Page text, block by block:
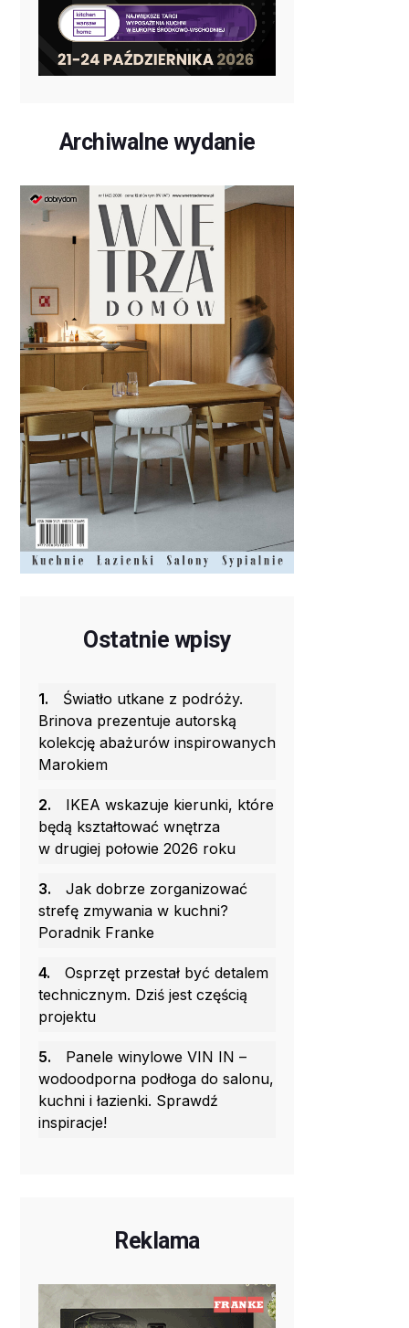
Archiwalne wydanie
Ostatnie wpisy
1.
Światło utkane z podróży.
Brinova prezentuje autorską
kolekcję abażurów inspirowanych
Marokiem
2.
IKEA wskazuje kierunki, które
będą kształtować wnętrza
w drugiej połowie 2026 roku
3.
Jak dobrze zorganizować
strefę zmywania w kuchni?
Poradnik Franke
4.
Osprzęt przestał być detalem
technicznym. Dziś jest częścią
projektu
5.
Panele winylowe VIN IN –
wodoodporna podłoga do salonu,
kuchni i łazienki. Sprawdź
inspiracje!
Reklama